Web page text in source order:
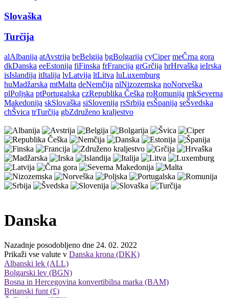
Slovaška
Turčija
alAlbanija atAvstrija beBelgija bgBolgarija cyCiper meČrna gora
dkDanska eeEstonija fiFinska frFrancija grGrčija hrHrvaška ieIrska
isIslandija itItalija lvLatvija ltLitva luLuxemburg
huMadžarska mtMalta deNemčija nlNizozemska noNorveška
plPoljska ptPortugalska czRepublika Češka roRomunija mkSeverna
Makedonija skSlovaška siSlovenija rsSrbija esŠpanija seŠvedska
chŠvica trTurčija gbZdruženo kraljestvo
Danska
Nazadnje posodobljeno dne 24. 02. 2022
Prikaži vse valute v Danska krona (DKK)
Albanski lek (ALL)
Bolgarski lev (BGN)
Bosna in Hercegovina konvertibilna marka (BAM)
Britanski funt (£)